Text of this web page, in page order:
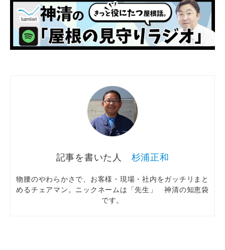
杉浦正和
物腰のやわらかさで、お客様・現場・社内をガッチリまと
めるチェアマン。ニックネームは「先生」 神清の知恵袋
です。